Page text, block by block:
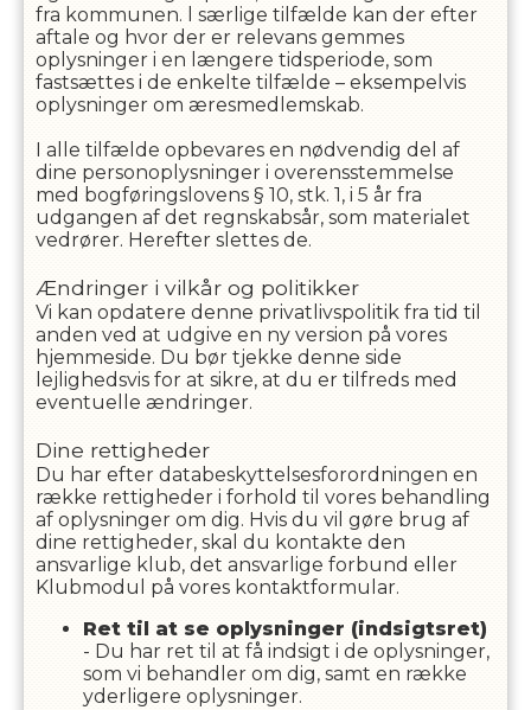
fra kommunen. l særlige tilfælde kan der efter
aftale og hvor der er relevans gemmes
oplysninger i en længere tidsperiode, som
fastsættes i de enkelte tilfælde – eksempelvis
oplysninger om æresmedlemskab.
I alle tilfælde opbevares en nødvendig del af
dine personoplysninger i overensstemmelse
med bogføringslovens § 10, stk. 1, i 5 år fra
udgangen af det regnskabsår, som materialet
vedrører. Herefter slettes de.
Ændringer i vilkår og politikker
Vi kan opdatere denne privatlivspolitik fra tid til
anden ved at udgive en ny version på vores
hjemmeside. Du bør tjekke denne side
lejlighedsvis for at sikre, at du er tilfreds med
eventuelle ændringer.
Dine rettigheder
Du har efter databeskyttelsesforordningen en
række rettigheder i forhold til vores behandling
af oplysninger om dig. Hvis du vil gøre brug af
dine rettigheder, skal du kontakte den
ansvarlige klub, det ansvarlige forbund eller
Klubmodul på vores kontaktformular.
Ret til at se oplysninger (indsigtsret)
- Du har ret til at få indsigt i de oplysninger,
som vi behandler om dig, samt en række
yderligere oplysninger.